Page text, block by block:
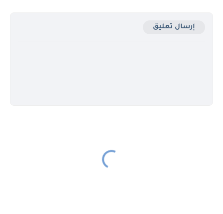
إرسال تعليق